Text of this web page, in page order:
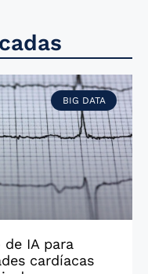
BIG DATA
IA para
cardíacas